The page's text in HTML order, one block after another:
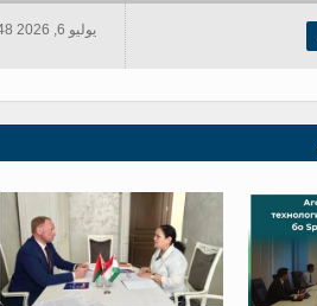
يوليو 6, 2026 14:48, 370 مشاهدات